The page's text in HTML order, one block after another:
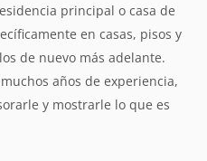
principal o casa de
en casas, pisos y
de nuevo más adelante.
años de experiencia,
y mostrarle lo que es